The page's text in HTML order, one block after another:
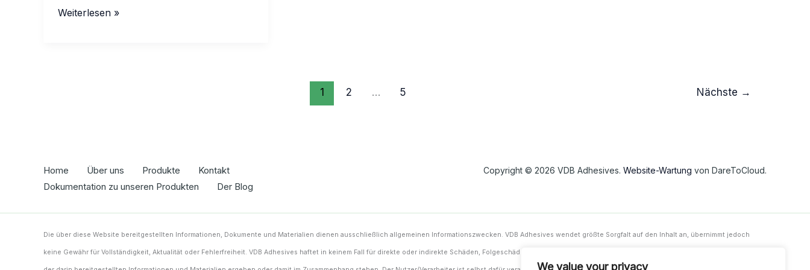
We value your privacy
Überstreichbarer
Weiterlesen »
1 2 … 5 Nächste →
Home Über uns Produkte
Kontakt
Dokumentation zu unseren Produkten
Der Blog
Copyright © 2026 VDB Adhesives. Website-Wartung von DareToCloud.
Die über diese Website bereitgestellten Informationen, Dokumente und Materialien dienen ausschließlich allgemeinen Informationszwecken. VDB Adhesives wendet größte Sorgfalt auf den Inhalt an, übernimmt jedoch
keine Gewähr für Vollständigkeit, Aktualität oder Fehlerfreiheit. VDB Adhesives haftet in keinem Fall für direkte oder indirekte Schäden, Folgeschäden oder sonstige Verluste, die sich aus der Nutzung dieser Website oder